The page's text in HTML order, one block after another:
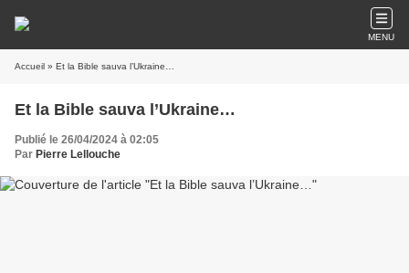
MENU
Accueil » Et la Bible sauva l’Ukraine…
Et la Bible sauva l’Ukraine…
Publié le 26/04/2024 à 02:05
Par Pierre Lellouche